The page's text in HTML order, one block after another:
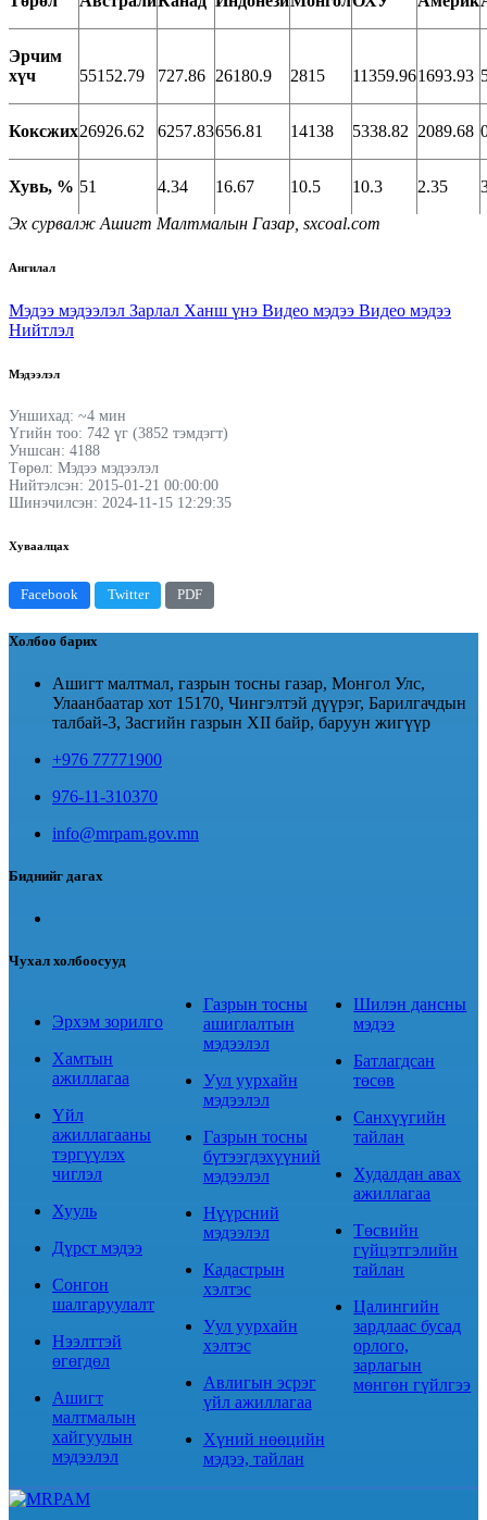
Эрчим
хүч
55152.79 727.86 26180.9 2815 11359.961693.93
Коксжих26926.62 6257.83656.81 14138 5338.82 2089.68
Хувь, % 51 4.34 16.67 10.5 10.3 2.35
Эх сурвалж Ашигт Малтмалын Газар, sxcoal.com
Ангилал
Мэдээ мэдээлэл Зарлал Ханш үнэ Видео мэдээ Видео мэдээ
Нийтлэл
Мэдээлэл
Уншихад: ~4 мин
Үгийн тоо: 742 үг (3852 тэмдэгт)
Уншсан: 4188
Төрөл: Мэдээ мэдээлэл
Нийтэлсэн: 2015-01-21 00:00:00
Шинэчилсэн: 2024-11-15 12:29:35
Хуваалцах
Facebook Twitter PDF
Холбоо барих
Ашигт малтмал, газрын тосны газар, Монгол Улс,
Улаанбаатар хот 15170, Чингэлтэй дүүрэг, Барилгачдын
талбай-3, Засгийн газрын XII байр, баруун жигүүр
+976 77771900
976-11-310370
info@mrpam.gov.mn
Биднийг дагах
Чухал холбоосууд
Эрхэм зорилго
Хамтын
ажиллагаа
Үйл
ажиллагааны
тэргүүлэх
чиглэл
Хууль
Дүрст мэдээ
Сонгон
шалгаруулалт
Нээлттэй
өгөгдөл
Ашигт
малтмалын
хайгуулын
мэдээлэл
Газрын тосны
ашиглалтын
мэдээлэл
Уул уурхайн
мэдээлэл
Газрын тосны
бүтээгдэхүүний
мэдээлэл
Нүүрсний
мэдээлэл
Кадастрын
хэлтэс
Уул уурхайн
хэлтэс
Авлигын эсрэг
үйл ажиллагаа
Хүний нөөцийн
мэдээ, тайлан
Шилэн дансны
мэдээ
Батлагдсан
төсөв
Санхүүгийн
тайлан
Худалдан авах
ажиллагаа
Төсвийн
гүйцэтгэлийн
тайлан
Цалингийн
зардлаас бусад
орлого,
зарлагын
мөнгөн гүйлгээ